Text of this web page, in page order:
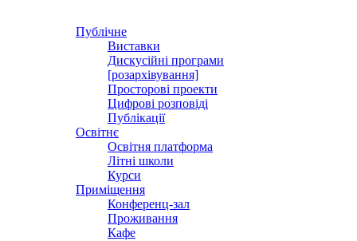
Публічне
Виставки
Дискусійні програми
[розархівування]
Просторові проекти
Цифрові розповіді
Публікації
Освітнє
Освітня платформа
Літні школи
Курси
Приміщення
Конференц-зал
Проживання
Кафе